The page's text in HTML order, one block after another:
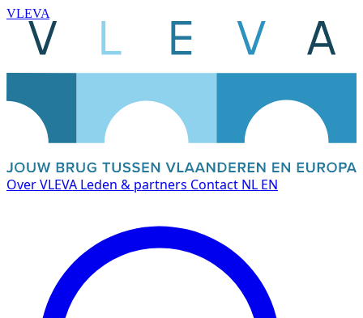
VLEVA
Over VLEVA Leden & partners Contact NL EN